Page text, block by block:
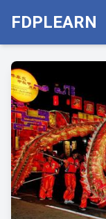
FDPLEARN